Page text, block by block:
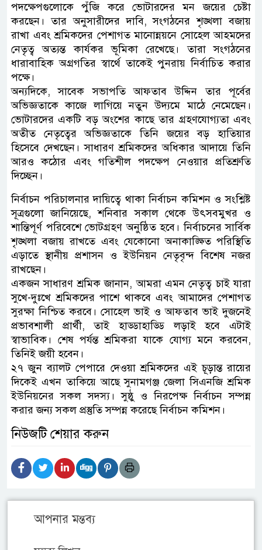
পদক্ষেপগুলোকে পুঁজি করে ভোটারদের মন জয়ের চেষ্টা
করছেন। তার অনুসারীদের দাবি, সংগঠনের শৃঙ্খলা বজায়
রাখা এবং শ্রমিকদের পেশাগত মানোন্নয়নে সোহেল আহমদের
নেতৃত্ব অত্যন্ত কার্যকর ভূমিকা রেখেছে। তারা সংগঠনের
ধারাবাহিক অগ্রগতির স্বার্থে তাকেই পুনরায় নির্বাচিত করার
পক্ষে।
​অন্যদিকে, সাবেক সভাপতি আফতাব উদ্দিন তার পূর্বের
অভিজ্ঞতাকে কাজে লাগিয়ে নতুন উদ্যমে মাঠে নেমেছেন।
ভোটারদের একটি বড় অংশের কাছে তার গ্রহণযোগ্যতা এবং
অতীত নেতৃত্বের অভিজ্ঞতাকে তিনি জয়ের বড় হাতিয়ার
হিসেবে দেখছেন। সাধারণ শ্রমিকদের অধিকার আদায়ে তিনি
আরও কঠোর এবং গতিশীল পদক্ষেপ নেওয়ার প্রতিশ্রুতি
দিচ্ছেন।
নির্বাচন পরিচালনার দায়িত্বে থাকা নির্বাচন কমিশন ও সংশ্লিষ্ট
সূত্রগুলো জানিয়েছে, শনিবার সকাল থেকে উৎসবমুখর ও
শান্তিপূর্ণ পরিবেশে ভোটগ্রহণ অনুষ্ঠিত হবে। নির্বাচনের সার্বিক
শৃঙ্খলা বজায় রাখতে এবং যেকোনো অনাকাঙ্ক্ষিত পরিস্থিতি
এড়াতে স্থানীয় প্রশাসন ও ইউনিয়ন নেতৃবৃন্দ বিশেষ নজর
রাখছেন।
​একজন সাধারণ শ্রমিক জানান, আমরা এমন নেতৃত্ব চাই যারা
সুখে-দুঃখে শ্রমিকদের পাশে থাকবে এবং আমাদের পেশাগত
সুরক্ষা নিশ্চিত করবে। সোহেল ভাই ও আফতাব ভাই দুজনেই
প্রভাবশালী প্রার্থী, তাই হাড্ডাহাড্ডি লড়াই হবে এটাই
স্বাভাবিক। শেষ পর্যন্ত শ্রমিকরা যাকে যোগ্য মনে করবেন,
তিনিই জয়ী হবেন।
​২৭ জুন ব্যালট পেপারে দেওয়া শ্রমিকদের এই চূড়ান্ত রায়ের
দিকেই এখন তাকিয়ে আছে সুনামগঞ্জ জেলা সিএনজি শ্রমিক
ইউনিয়নের সকল সদস্য। সুষ্ঠু ও নিরপেক্ষ নির্বাচন সম্পন্ন
করার জন্য সকল প্রস্তুতি সম্পন্ন করেছে নির্বাচন কমিশন।
নিউজটি শেয়ার করুন
আপনার মন্তব্য